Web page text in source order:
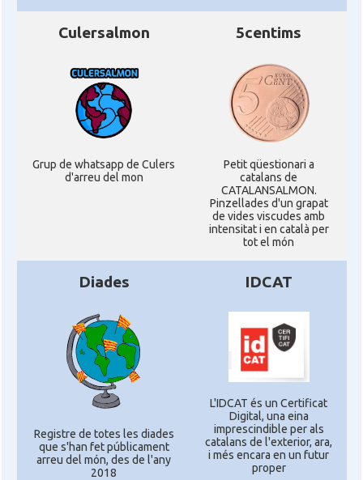
Culersalmon
Grup de whatsapp de Culers
d'arreu del mon
5centims
Petit qüestionari a
catalans de
CATALANSALMON.
Pinzellades d'un grapat
de vides viscudes amb
intensitat i en català per
tot el món
Diades
Registre de totes les diades
que s'han fet públicament
arreu del món, des de l'any
2018
IDCAT
L'IDCAT és un Certificat
Digital, una eina
imprescindible per als
catalans de l'exterior, ara,
i més encara en un futur
proper